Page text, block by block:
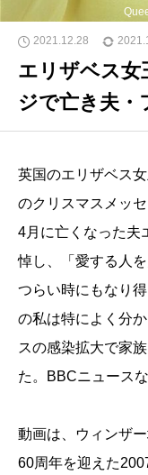
2021.12.28
エリザベス女
ジで亡き夫・
英国のエリザベス
のクリスマスメッ
4月に亡くなった夫
悼し、「愛する人
つらい時にもなり
の私は特によく分
スの感染拡大で家
た。BBCニュース
動画は、ウィンザ
60周年を迎えた